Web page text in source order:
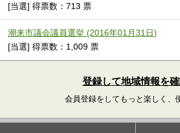
[当選] 得票数：713 票
潮来市議会議員選挙 (2016年01月31日)
[当選] 得票数：1,009 票
登録して地域情報を
会員登録をしてもっと楽しく、